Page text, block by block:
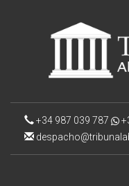
+34 987 039 787